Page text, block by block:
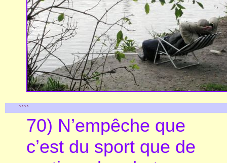
````
70) N’empêche que
c’est du sport que de